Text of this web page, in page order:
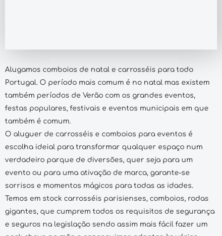
Alugamos comboios de natal e carrosséis para todo
Portugal. O período mais comum é no natal mas existem
também períodos de Verão com os grandes eventos,
festas populares, festivais e eventos municipais em que
também é comum.
O aluguer de carrosséis e comboios para eventos é
escolha ideial para transformar qualquer espaço num
verdadeiro parque de diversões, quer seja para um
evento ou para uma ativação de marca, garante-se
sorrisos e momentos mágicos para todas as idades.
Temos em stock carrosséis parisienses, comboios, rodas
gigantes, que cumprem todos os requisitos de segurança
e seguros na legislação sendo assim mais fácil fazer um